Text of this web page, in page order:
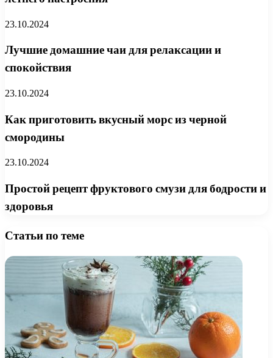
23.10.2024
Лучшие домашние чаи для релаксации и
спокойствия
23.10.2024
Как приготовить вкусный морс из черной
смородины
23.10.2024
Простой рецепт фруктового смузи для бодрости и
здоровья
Статьи по теме